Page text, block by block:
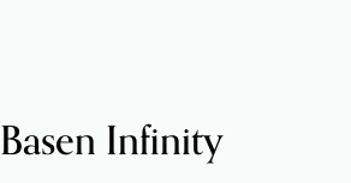
Basen Infinity